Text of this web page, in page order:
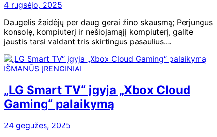
4 rugsėjo, 2025
Daugelis žaidėjų per daug gerai žino skausmą; Perjungus
konsolę, kompiuterį ir nešiojamąjį kompiuterį, galite
jaustis tarsi valdant tris skirtingus pasaulius.…
IŠMANŪS ĮRENGINIAI
„LG Smart TV“ įgyja „Xbox Cloud
Gaming“ palaikymą
24 gegužės, 2025